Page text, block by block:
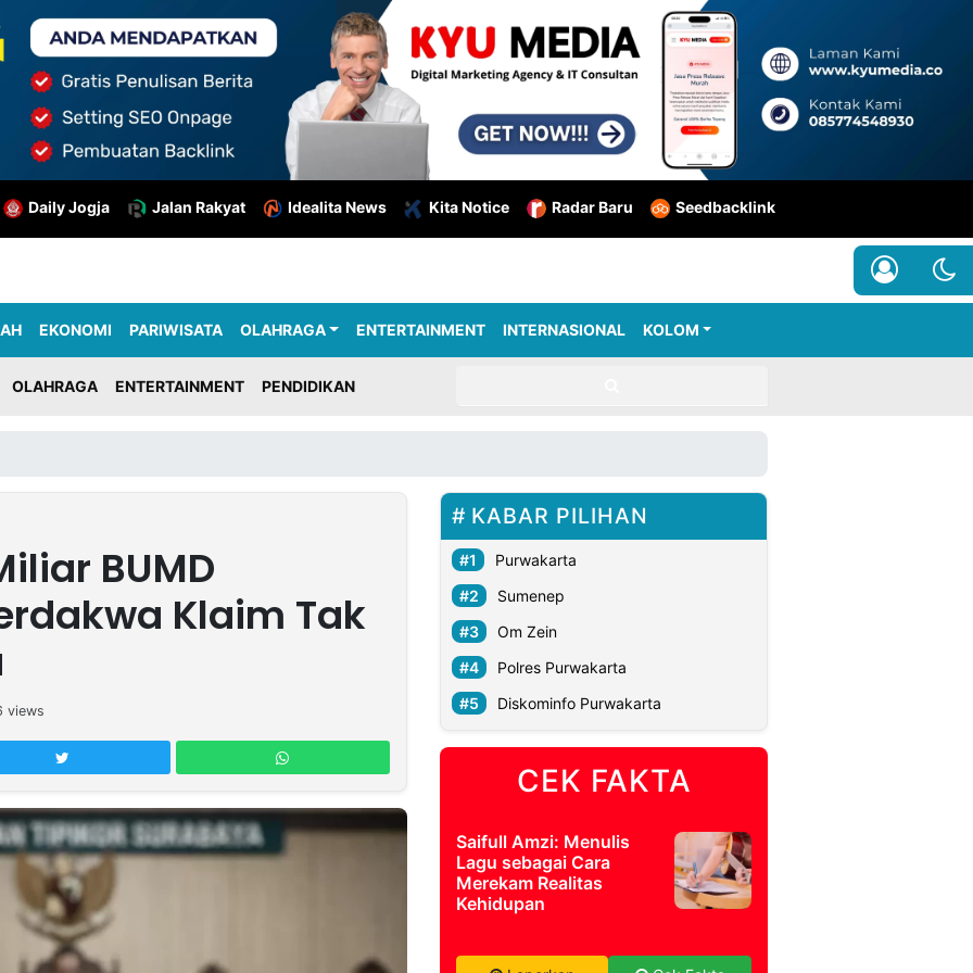
Daily Jogja Jalan Rakyat Idealita News Kita Notice Radar Baru Seedbacklink
EKONOMI PARIWISATA OLAHRAGA ENTERTAINMENT INTERNASIONAL KOLOM
OLAHRAGA ENTERTAINMENT PENDIDIKAN
BUMD
Klaim Tak
views
KABAR PILIHAN
Purwakarta
Sumenep
Om Zein
Polres Purwakarta
Diskominfo Purwakarta
CEK FAKTA
Saifull Amzi: Menulis
Lagu sebagai Cara
Merekam Realitas
Kehidupan